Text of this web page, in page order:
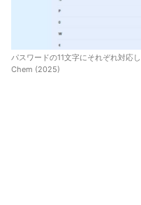
パスワードの11文字にそれぞれ対応
Chem (2025)